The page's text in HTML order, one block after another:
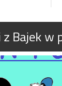
z Bajek w